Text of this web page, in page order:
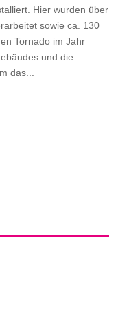
Hier wurden über
sowie ca. 130
Tornado im Jahr
und die
das...